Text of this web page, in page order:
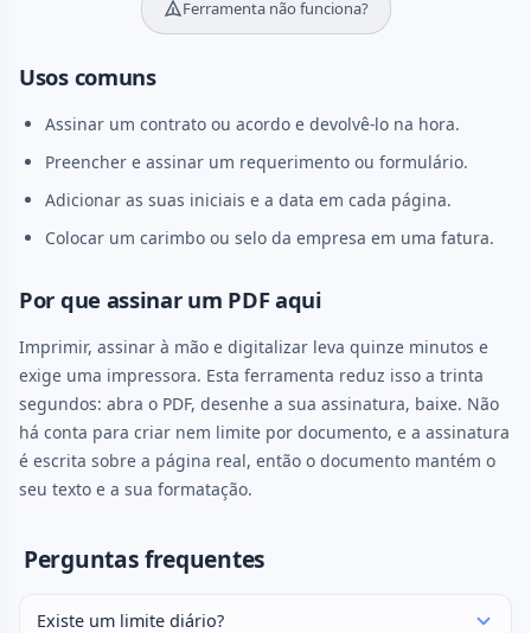
Ferramenta não funciona?
Usos comuns
Assinar um contrato ou acordo e devolvê-lo na hora.
Preencher e assinar um requerimento ou formulário.
Adicionar as suas iniciais e a data em cada página.
Colocar um carimbo ou selo da empresa em uma fatura.
Por que assinar um PDF aqui
Imprimir, assinar à mão e digitalizar leva quinze minutos e
exige uma impressora. Esta ferramenta reduz isso a trinta
segundos: abra o PDF, desenhe a sua assinatura, baixe. Não
há conta para criar nem limite por documento, e a assinatura
é escrita sobre a página real, então o documento mantém o
seu texto e a sua formatação.
Perguntas frequentes
Existe um limite diário?